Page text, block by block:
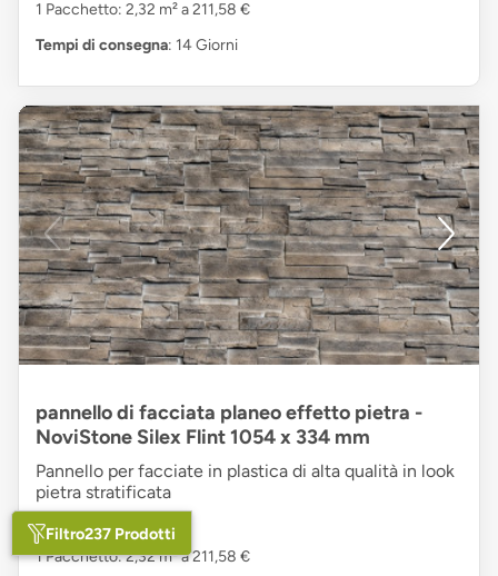
1 Pacchetto: 2,32 m² a 211,58 €
Tempi di consegna: 14 Giorni
pannello di facciata planeo effetto pietra -
NoviStone Silex Flint 1054 x 334 mm
Pannello per facciate in plastica di alta qualità in look
pietra stratificata
91,20 €/m²
1 Pacchetto: 2,32 m² a 211,58 €
Filtro237 Prodotti